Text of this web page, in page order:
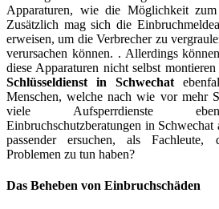
Apparaturen, wie die Möglichkeit
Zusätzlich mag sich die
erweisen, um die Verbrecher zu
verursachen können. . Allerdings
diese Apparaturen nicht selbst
Schlüsseldienst in Schwechat
Menschen, welche nach wie vor mehr
viele Aufsperrdienste
Einbruchschutzberatungen in
passender ersuchen, als
Problemen zu tun haben?
Das Beheben von Einbruchschäden